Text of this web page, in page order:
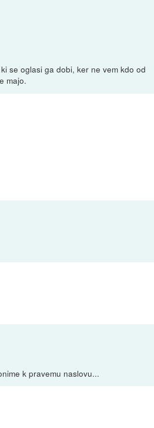
se oglasi ga dobi, ker ne vem kdo od
majo.
k pravemu naslovu...